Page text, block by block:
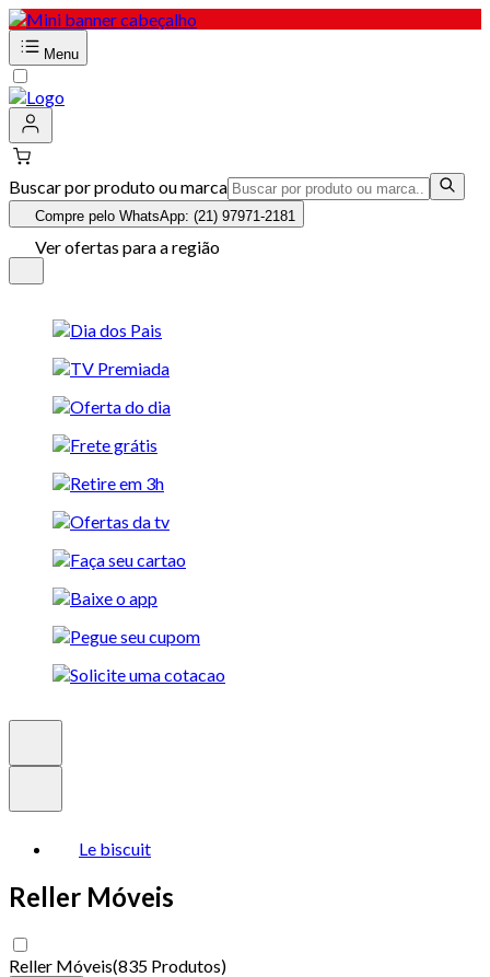
Menu
Buscar por produto ou marca
Compre pelo WhatsApp: (21) 97971-2181
Ver ofertas para a região
Le biscuit
Reller Móveis
Reller Móveis(835 Produtos)